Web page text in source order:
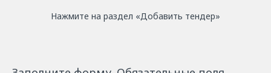
Нажмите на раздел «Добавить тендер»